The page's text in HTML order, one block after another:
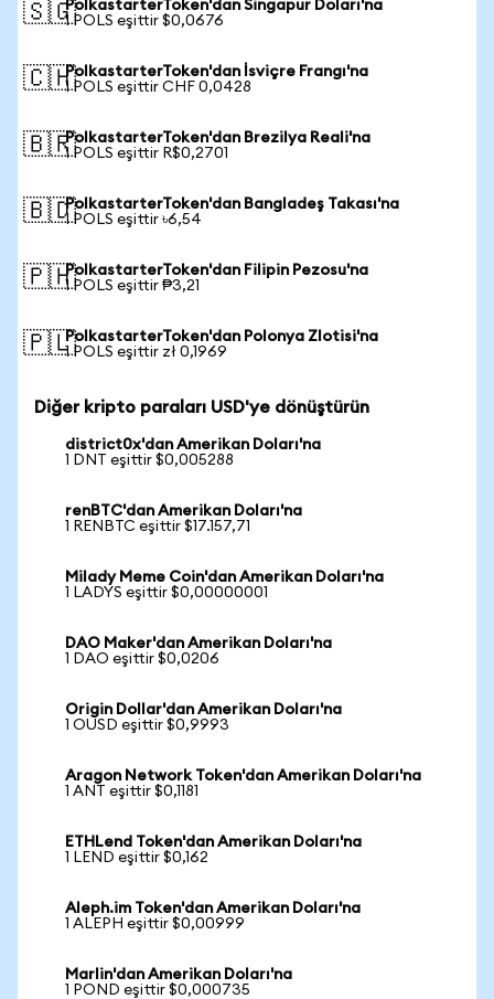
🇸🇬PolkastarterToken'dan Singapur Doları'na
1 POLS eşittir $0,0676
🇨🇭PolkastarterToken'dan İsviçre Frangı'na
1 POLS eşittir CHF 0,0428
🇧🇷PolkastarterToken'dan Brezilya Reali'na
1 POLS eşittir R$0,2701
🇧🇩PolkastarterToken'dan Bangladeş Takası'na
1 POLS eşittir ৳6,54
🇵🇭PolkastarterToken'dan Filipin Pezosu'na
1 POLS eşittir ₱3,21
🇵🇱PolkastarterToken'dan Polonya Zlotisi'na
1 POLS eşittir zł 0,1969
Diğer kripto paraları USD'ye dönüştürün
district0x'dan Amerikan Doları'na
1 DNT eşittir $0,005288
renBTC'dan Amerikan Doları'na
1 RENBTC eşittir $17.157,71
Milady Meme Coin'dan Amerikan Doları'na
1 LADYS eşittir $0,00000001
DAO Maker'dan Amerikan Doları'na
1 DAO eşittir $0,0206
Origin Dollar'dan Amerikan Doları'na
1 OUSD eşittir $0,9993
Aragon Network Token'dan Amerikan Doları'na
1 ANT eşittir $0,1181
ETHLend Token'dan Amerikan Doları'na
1 LEND eşittir $0,162
Aleph.im Token'dan Amerikan Doları'na
1 ALEPH eşittir $0,00999
Marlin'dan Amerikan Doları'na
1 POND eşittir $0,000735